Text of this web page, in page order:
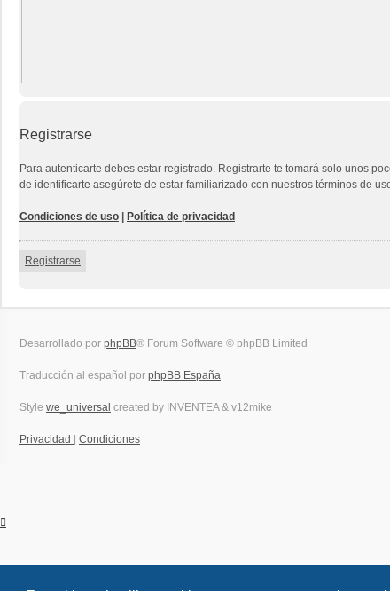
Registrarse
Para autenticarte debes estar registrado. Registrarte te tomará solo unos
de identificarte asegúrete de estar familiarizado con nuestros términos de
Condiciones de uso | Política de privacidad
Registrarse
Desarrollado por phpBB® Forum Software © phpBB Limited
Traducción al español por phpBB España
Style we_universal created by INVENTEA & v12mike
Privacidad | Condiciones